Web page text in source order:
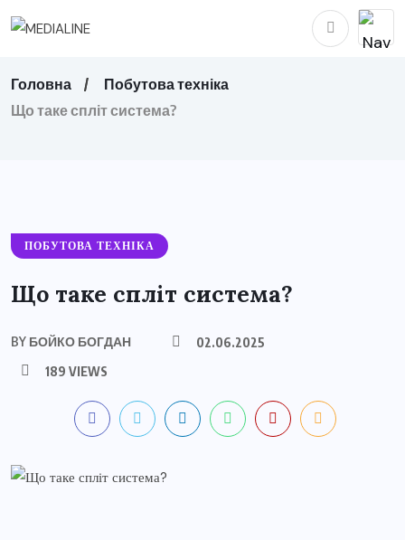
Головна
Побутова техніка
Що таке спліт система?
ПОБУТОВА ТЕХНІКА
Що таке спліт система?
BY БОЙКО БОГДАН
02.06.2025
189 VIEWS